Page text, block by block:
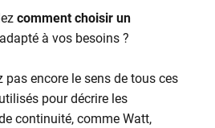
comment choisir un
à vos besoins ?
pas encore le sens de tous ces
pour décrire les
continuité, comme Watt,